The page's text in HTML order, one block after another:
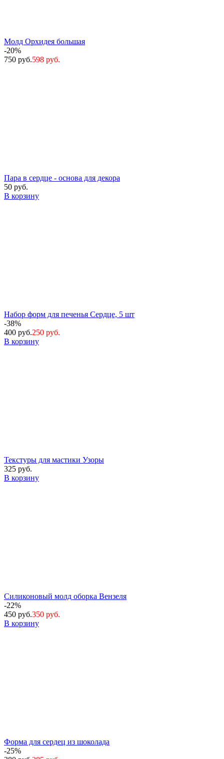
Молд Орхидея большая
-20%
750 руб.598 руб.
Пара в сердце - основа для декора
50 руб.
В корзину
Набор форм для печенья Сердце, 5 шт
-38%
400 руб.250 руб.
В корзину
Текстуры для мастики Узоры
325 руб.
В корзину
Силиконовый молд оборка Вензеля
-22%
450 руб.350 руб.
В корзину
Форма для сердец из шоколада
-25%